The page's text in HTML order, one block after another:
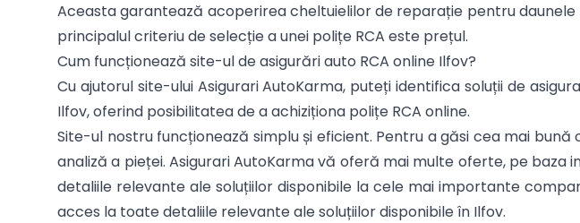
Aceasta garantează acoperirea cheltuielilor de reparație pentru
principalul criteriu de selecție a unei polițe RCA este prețul.
Cum funcționează site-ul de asigurări auto RCA online Ilfov?
Cu ajutorul site-ului Asigurari AutoKarma, puteți identifica soluții de
Ilfov, oferind posibilitatea de a achiziționa polițe RCA online.
Site-ul nostru funcționează simplu și eficient. Pentru a găsi cea mai
analiză a pieței. Asigurari AutoKarma vă oferă mai multe oferte, pe
detaliile relevante ale soluțiilor disponibile la cele mai importante
acces la toate detaliile relevante ale soluțiilor disponibile în Ilfov.